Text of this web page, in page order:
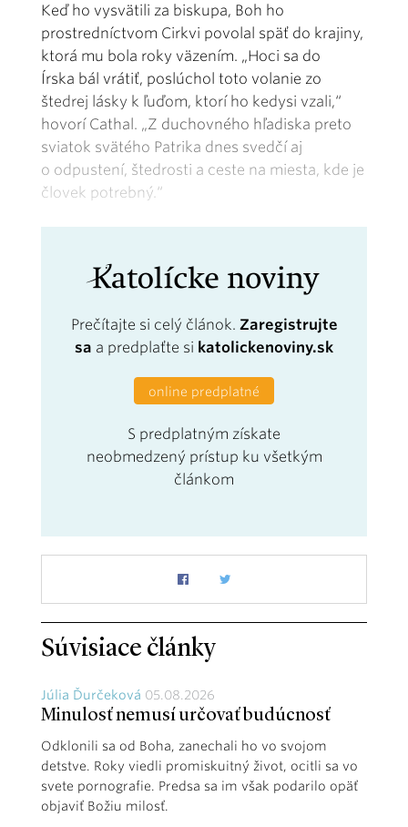
Keď ho vysvätili za biskupa, Boh ho
prostredníctvom Cirkvi povolal späť do krajiny,
ktorá mu bola roky väzením. „Hoci sa do
Írska bál vrátiť, poslúchol toto volanie zo
štedrej lásky k ľuďom, ktorí ho kedysi vzali,“
hovorí Cathal. „Z duchovného hľadiska preto
sviatok svätého Patrika dnes svedčí aj
o odpustení, štedrosti a ceste na miesta, kde je
človek potrebný.“
Prečítajte si celý článok. Zaregistrujte
sa a predplaťte si katolickenoviny.sk
online predplatné
S predplatným získate
neobmedzený prístup ku všetkým
článkom
Súvisiace články
Júlia Ďurčeková 05.08.2026
Minulosť nemusí určovať budúcnosť
Odklonili sa od Boha, zanechali ho vo svojom
detstve. Roky viedli promiskuitný život, ocitli sa vo
svete pornografie. Predsa sa im však podarilo opäť
objaviť Božiu milosť.